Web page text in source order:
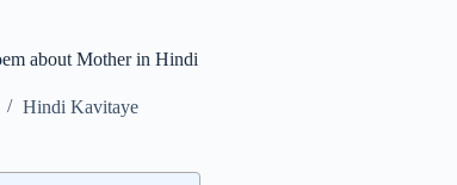
about Mother in Hindi
Hindi Kavitaye